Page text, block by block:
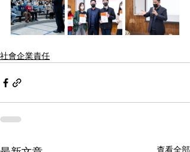
社會企業責任
查看全部